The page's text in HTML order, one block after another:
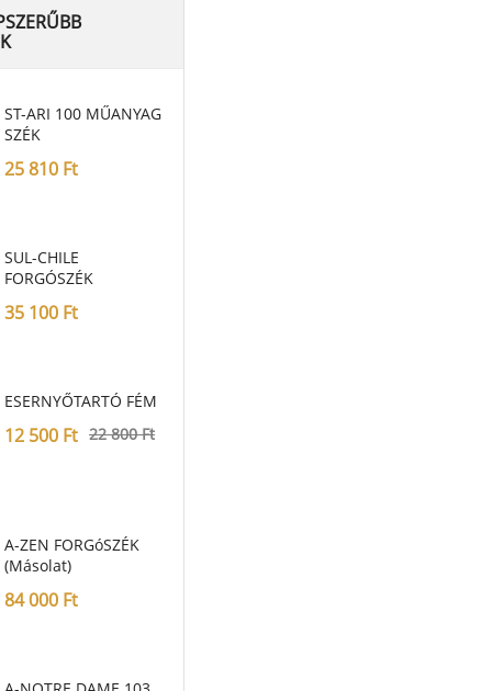
ST-ARI 100 MŰANYAG
SZÉK
25 810 Ft
SUL-CHILE
FORGÓSZÉK
35 100 Ft
ESERNYŐTARTÓ FÉM
22 800Ft
12 500 Ft
A-ZEN FORGóSZÉK
(másolat)
84 000 Ft